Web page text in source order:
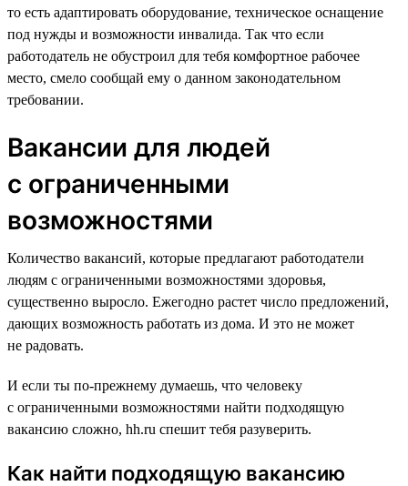
то есть адаптировать оборудование, техническое оснащение
под нужды и возможности инвалида. Так что если
работодатель не обустроил для тебя комфортное рабочее
место, смело сообщай ему о данном законодательном
требовании.
Вакансии для людей
с ограниченными
возможностями
Количество вакансий, которые предлагают работодатели
людям с ограниченными возможностями здоровья,
существенно выросло. Ежегодно растет число предложений,
дающих возможность работать из дома. И это не может
не радовать.
И если ты по-прежнему думаешь, что человеку
с ограниченными возможностями найти подходящую
вакансию сложно, hh.ru спешит тебя разуверить.
Как найти подходящую вакансию